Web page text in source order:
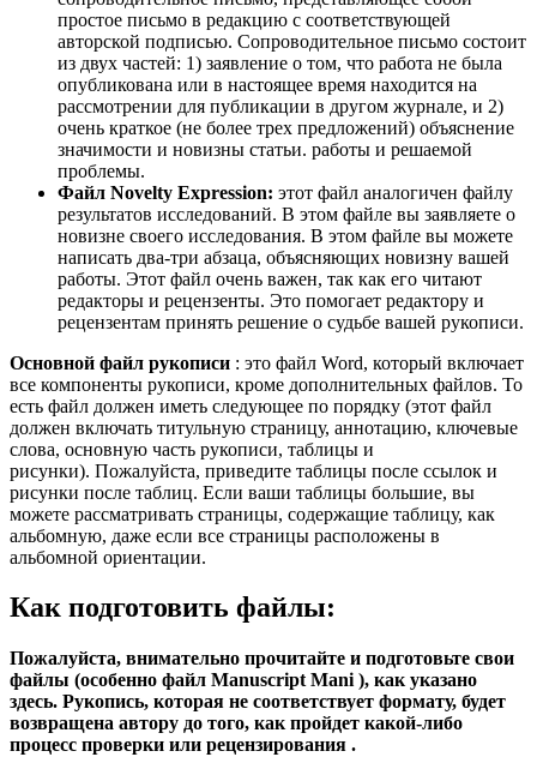
простое письмо в редакцию с соответствующей
авторской подписью. Сопроводительное письмо состоит
из двух частей: 1) заявление о том, что работа не была
опубликована или в настоящее время находится на
рассмотрении для публикации в другом журнале, и 2)
очень краткое (не более трех предложений) объяснение
значимости и новизны статьи. работы и решаемой
проблемы.
Файл Novelty Expression: этот файл аналогичен файлу
результатов исследований. В этом файле вы заявляете о
новизне своего исследования. В этом файле вы можете
написать два-три абзаца, объясняющих новизну вашей
работы. Этот файл очень важен, так как его читают
редакторы и рецензенты. Это помогает редактору и
рецензентам принять решение о судьбе вашей рукописи.
Основной файл рукописи : это файл Word, который включает
все компоненты рукописи, кроме дополнительных файлов. То
есть файл должен иметь следующее по порядку (этот файл
должен включать титульную страницу, аннотацию, ключевые
слова, основную часть рукописи, таблицы и
рисунки). Пожалуйста, приведите таблицы после ссылок и
рисунки после таблиц. Если ваши таблицы большие, вы
можете рассматривать страницы, содержащие таблицу, как
альбомную, даже если все страницы расположены в
альбомной ориентации.
Как подготовить файлы:
Пожалуйста, внимательно прочитайте и подготовьте свои
файлы (особенно файл Manuscript Mani ), как указано
здесь. Рукопись, которая не соответствует формату, будет
возвращена автору до того, как пройдет какой-либо
процесс проверки или рецензирования .